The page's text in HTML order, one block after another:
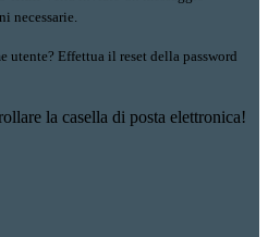
necessarie.
utente? Effettua il reset della password
la casella di posta elettronica!